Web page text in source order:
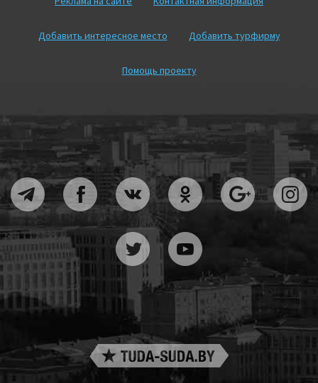
Добавить интересное место Добавить турфирму
Помощь проекту